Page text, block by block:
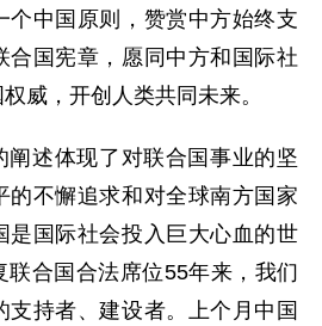
个中国原则，赞赏中方始终支
合国宪章，愿同中方和国际社
威，开创人类共同未来。
阐述体现了对联合国事业的坚
的不懈追求和对全球南方国家
是国际社会投入巨大心血的世
联合国合法席位55年来，我们
支持者、建设者。上个月中国